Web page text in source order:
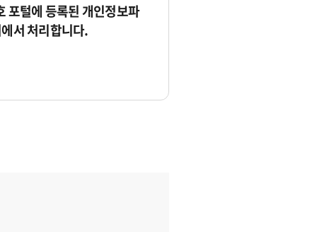
포털에 등록된 개인정보파
서 처리합니다.